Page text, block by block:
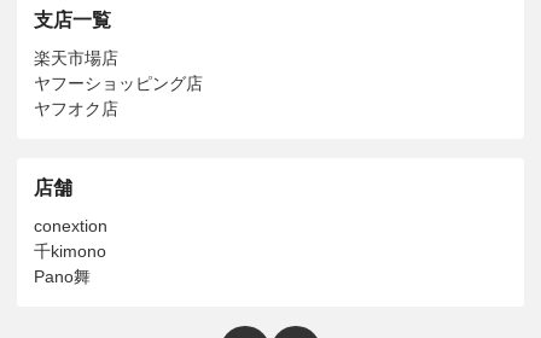
支店一覧
楽天市場店
ヤフーショッピング店
ヤフオク店
店舗
conextion
千kimono
Pano舞